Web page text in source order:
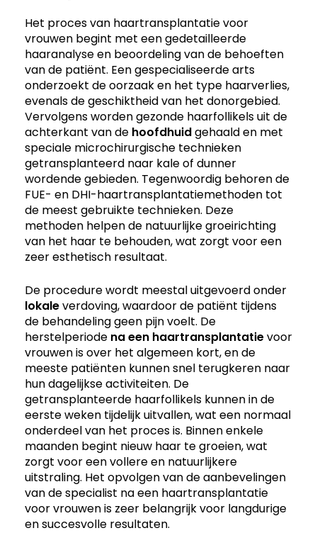
Het proces van haartransplantatie voor
vrouwen begint met een gedetailleerde
haaranalyse en beoordeling van de behoeften
van de patiënt. Een gespecialiseerde arts
onderzoekt de oorzaak en het type haarverlies,
evenals de geschiktheid van het donorgebied.
Vervolgens worden gezonde haarfollikels uit de
achterkant van de hoofdhuidgehaald en met
speciale microchirurgische technieken
getransplanteerd naar kale of dunner
wordende gebieden. Tegenwoordig behoren de
FUE- en DHI-haartransplantatiemethoden tot
de meest gebruikte technieken. Deze
methoden helpen de natuurlijke groeirichting
van het haar te behouden, wat zorgt voor een
zeer esthetisch resultaat.
De procedure wordt meestal uitgevoerd onder
lokaleverdoving, waardoor de patiënt tijdens
de behandeling geen pijn voelt. De
herstelperiode na een haartransplantatievoor
vrouwen is over het algemeen kort, en de
meeste patiënten kunnen snel terugkeren naar
hun dagelijkse activiteiten. De
getransplanteerde haarfollikels kunnen in de
eerste weken tijdelijk uitvallen, wat een normaal
onderdeel van het proces is. Binnen enkele
maanden begint nieuw haar te groeien, wat
zorgt voor een vollere en natuurlijkere
uitstraling. Het opvolgen van de aanbevelingen
van de specialist na een haartransplantatie
voor vrouwen is zeer belangrijk voor langdurige
en succesvolle resultaten.